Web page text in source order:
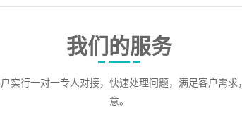
我们的服务
实行一对一专人对接，快速处理问题，满足客户需
意。